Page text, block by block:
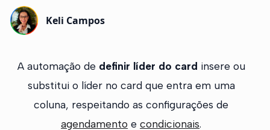
Keli Campos
A automação de definir líder do card insere ou
substitui o líder no card que entra em uma
coluna, respeitando as configurações de
agendamento econdicionais.